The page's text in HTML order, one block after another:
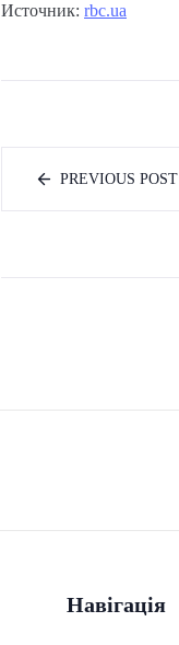
Источник: rbc.ua
PREVIOUS POST
Навігація